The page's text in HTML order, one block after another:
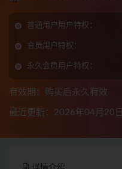
普通用户用户特权：
会员用户特权：
永久会员用户特权：
有效期：购买后永久有效
最近更新：2026年04月20日